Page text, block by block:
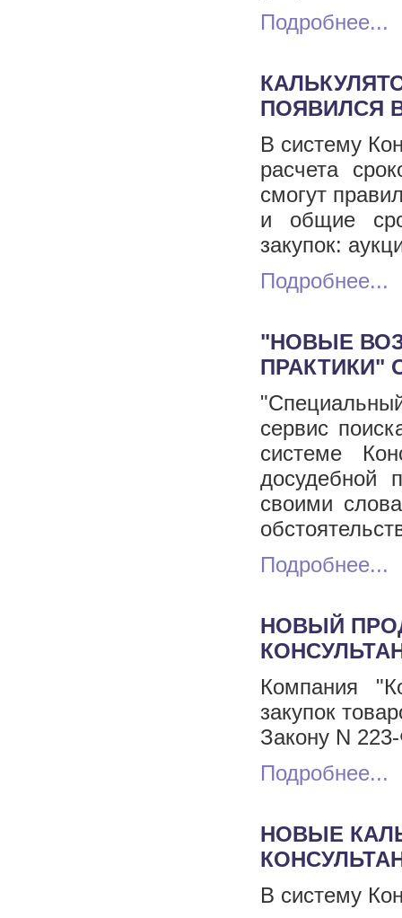
Подробнее...
ПОЯВИЛСЯ
В систему
расчета
смогут
и общие
закупок:
Подробнее...
"НОВЫЕ
ПРАКТИКИ"
сервис
системе
досудебной
своими
Подробнее...
НОВЫЙ
Компания
закупок
Закону N
Подробнее...
НОВЫЕ
В систему